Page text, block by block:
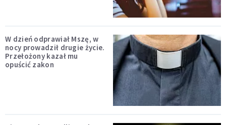
W dzień odprawiał Mszę, w
nocy prowadził drugie życie.
Przełożony kazał mu
opuścić zakon